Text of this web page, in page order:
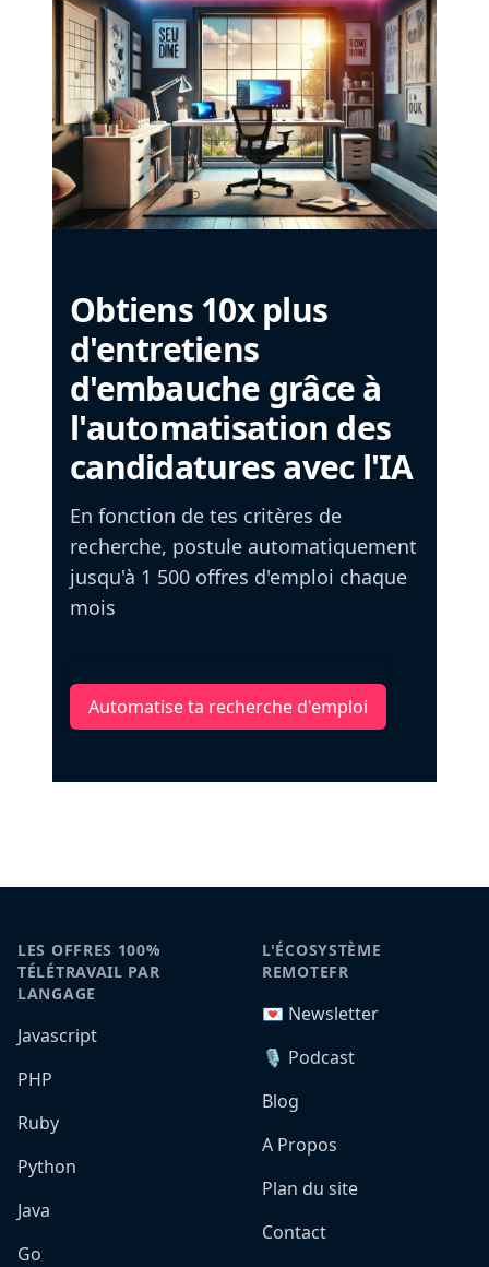
Obtiens 10x plus
d'entretiens
d'embauche grâce à
l'automatisation des
candidatures avec l'IA
En fonction de tes critères de
recherche, postule automatiquement
jusqu'à 1 500 offres d'emploi chaque
mois
Automatise ta recherche d'emploi
LES OFFRES 100%
TÉLÉTRAVAIL PAR
LANGAGE
Javascript
PHP
Ruby
Python
Java
Go
L'ÉCOSYSTÈME
REMOTEFR
💌 Newsletter
🎙️ Podcast
Blog
A Propos
Plan du site
Contact